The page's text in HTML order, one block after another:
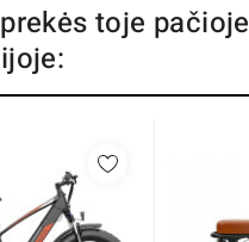
toje pačioje